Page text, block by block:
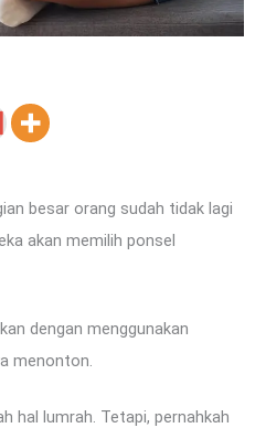
besar orang sudah tidak lagi
akan memilih ponsel
dengan menggunakan
menonton.
hal lumrah. Tetapi, pernahkah